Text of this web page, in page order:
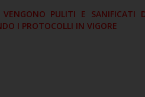
PULITI E SANIFICATI
I PROTOCOLLI IN VIGORE